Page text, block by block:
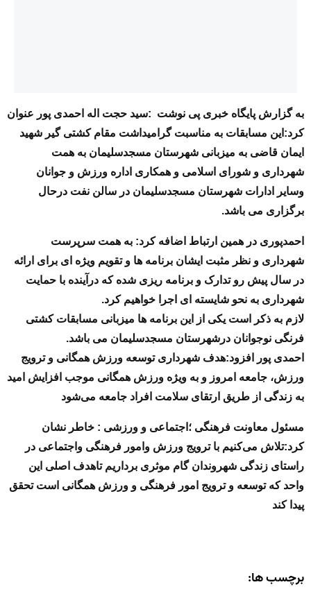
به گزارش پایگاه خبری پی نوشت :سید حجت اله احمدی پور عنوان
کرد:این مسابقات به مناسبت گرامیداشت مقام کشتی گیر شهید
ایمان قاضی به میزبانی شهرستان مسجدسلیمان به همت
شهرداری و شورای اسلامی و همکاری اداره ورزش و جوانان
وسایر ادارات شهرستان مسجدسلیمان در سالن نفت درحال
برگزاری می باشد.
احمدپوری در همین ارتباط اضافه کرد: به همت سرپرست
شهرداری و نظر مثبت ایشان برنامه ها و تقویم ویژه ای برای ارائه
در سال پیش رو تدارک و برنامه ریزی شده که درآینده با حمایت
شهرداری به نحو شایسته ای اجرا خواهیم کرد.
لازم به ذکر است یکی از این برنامه ها میزبانی مسابقات کشتی
فرنگی نوجوانان درشهرستان مسجدسلیمان می باشد.
احمدی پور افزود:هدف شهرداری توسعه ورزش همگانی و ترویج
ورزش، جامعه امروز و به ویژه ورزش همگانی موجب افزایش امید
به زندگی از طریق ارتقای سلامت افراد جامعه می‌شود
مسئول معاونت فرهنگی ؛اجتماعی و ورزشی : خاطر نشان
کرد:تلاش می‌کنیم با ترویج ورزش وامور فرهنگی واجتماعی در
راستای زندگی شهروندان گام موثری برداریم تاهدف اصلی این
واحد که توسعه و ترویج امور فرهنگی و ورزش همگانی است تحقق
پیدا کند
برچسب ها: